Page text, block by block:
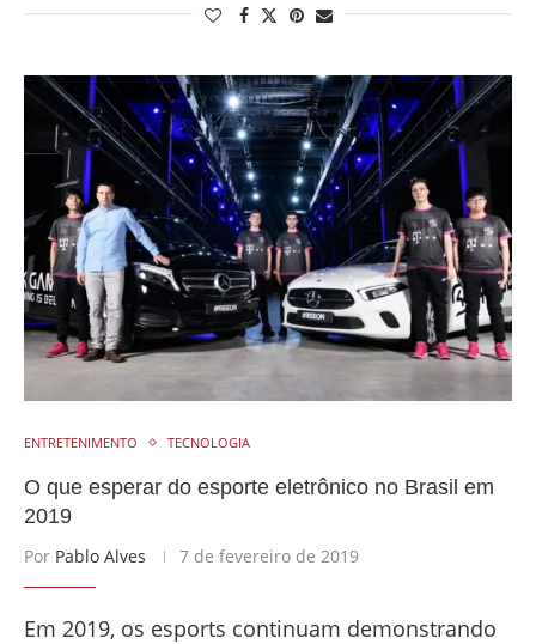
ENTRETENIMENTO TECNOLOGIA
O que esperar do esporte eletrônico no Brasil em
2019
Por Pablo Alves 7 de fevereiro de 2019
Em 2019, os esports continuam demonstrando